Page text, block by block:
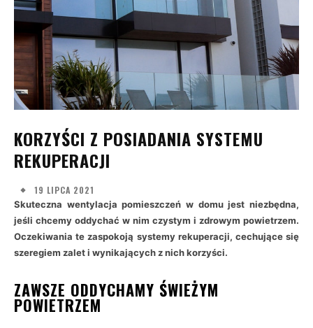
KORZYŚCI Z POSIADANIA SYSTEMU
REKUPERACJI
19 LIPCA 2021
Skuteczna wentylacja pomieszczeń w domu jest niezbędna,
jeśli chcemy oddychać w nim czystym i zdrowym powietrzem.
Oczekiwania te zaspokoją systemy rekuperacji, cechujące się
szeregiem zalet i wynikających z nich korzyści.
ZAWSZE ODDYCHAMY ŚWIEŻYM
POWIETRZEM